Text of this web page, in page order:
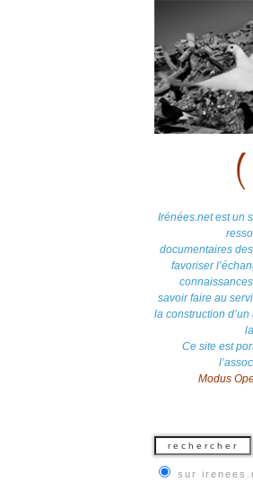
Irénées.net est un
documentaires
favoriser
savoir faire au
la construction d’un
Ce site est
Modus
sur